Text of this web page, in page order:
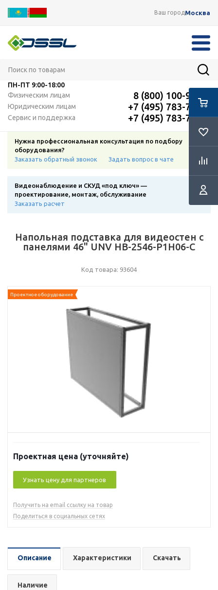
Ваш городМосква
ПН-ПТ 9:00-18:00
Физическим лицам
8 (800) 100-91-12
Юридическим лицам +7 (495) 783-72-87
Сервис и поддержка +7 (495) 783-72-87
Нужна профессиональная консультация по подбору
оборудования?
Заказать обратный звонок
Задать вопрос в чате
Видеонаблюдение и СКУД «под ключ» —
проектирование, монтаж, обслуживание
Заказать расчет
Напольная подставка для видеостен с
панелями 46" UNV HB-2546-P1H06-C
Код товара: 93604
Проектное оборудование
Проектная цена (уточняйте)
Узнать цену для партнеров
Получить на email ссылку на товар
Поделиться в социальных сетях
Описание Характеристики Скачать
Наличие